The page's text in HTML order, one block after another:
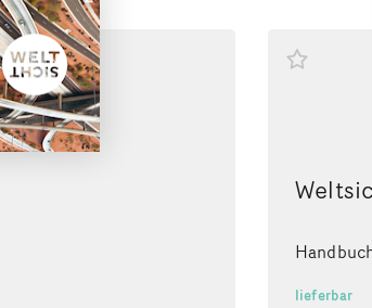
lieferbar